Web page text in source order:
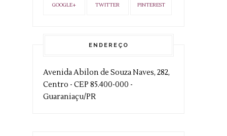
GOOGLE+ TWITTER PINTEREST
ENDEREÇO
Avenida Abilon de Souza Naves, 282,
Centro - CEP 85.400-000 -
Guaraniaçu/PR